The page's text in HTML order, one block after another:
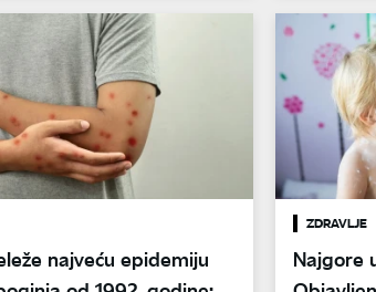
najveću epidemiju
ZDRAVLJE
Najgore